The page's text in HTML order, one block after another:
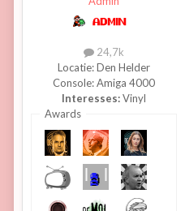
24,7k
Locatie:Den Helder
Console:Amiga 4000
Interesses:Vinyl
Awards